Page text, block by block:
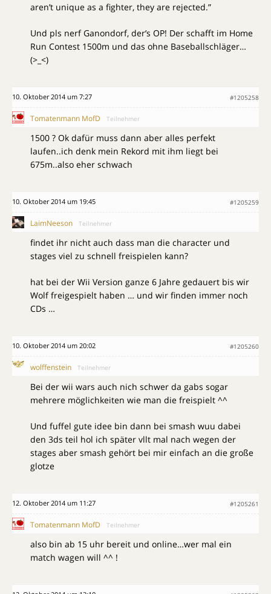
aren’t unique as a fighter, they are rejected.”
Und pls nerf Ganondorf, der’s OP! Der schafft im Home
Run Contest 1500m und das ohne Baseballschläger…
(>_<)
10. Oktober 2014 um 7:27 #1205258
Tomatenmann MofD Teilnehmer
1500 ? Ok dafür muss dann aber alles perfekt
laufen..ich denk mein Rekord mit ihm liegt bei
675m..also eher schwach
10. Oktober 2014 um 19:45 #1205259
LaimNeeson Teilnehmer
findet ihr nicht auch dass man die character und
stages viel zu schnell freispielen kann?
hat bei der Wii Version ganze 6 Jahre gedauert bis wir
Wolf freigespielt haben … und wir finden immer noch
CDs …
10. Oktober 2014 um 20:02 #1205260
wolffenstein Teilnehmer
Bei der wii wars auch nich schwer da gabs sogar
mehrere möglichkeiten wie man die freispielt ^^
Und fuffel gute idee bin dann bei smash wuu dabei
den 3ds teil hol ich später vllt mal nach wegen der
stages aber smash gehört bei mir einfach an die große
glotze
12. Oktober 2014 um 11:27 #1205261
Tomatenmann MofD Teilnehmer
also bin ab 15 uhr bereit und online…wer mal ein
match wagen will ^^ !